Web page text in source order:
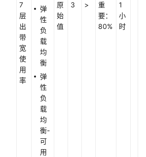
7
层
出
带
宽
使
用
率
弹
性
负
载
均
衡
弹
性
负
载
均
衡-
可
用
原
始
值
3 >
重
要：
80%
1
小
时